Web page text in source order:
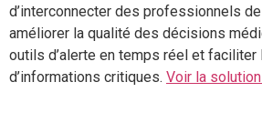
d’interconnecter des professionnels
améliorer la qualité des décisions
outils d’alerte en temps réel et faciliter
d’informations critiques. Voir la